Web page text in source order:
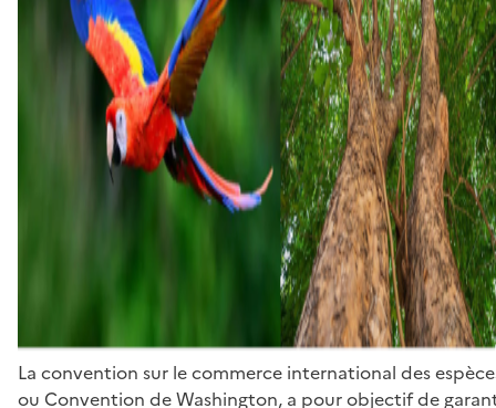
La convention sur le commerce international des
ou Convention de Washington, a pour objectif de